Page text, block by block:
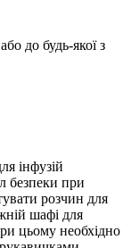
до будь-якої з
інфузій
безпеки при
розчин для
шафі для
цьому необхідно